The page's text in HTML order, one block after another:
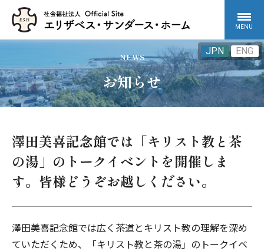
JPN ENG
MENU
NEWS
お知らせ
澤田美喜記念館では「キリスト教と茶
の湯」のトークイベントを開催しま
す。皆様どうぞお越しください。
澤田美喜記念館では広く茶道とキリスト教の理解を深め
ていただくため、「キリスト教と茶の湯」のトークイベ